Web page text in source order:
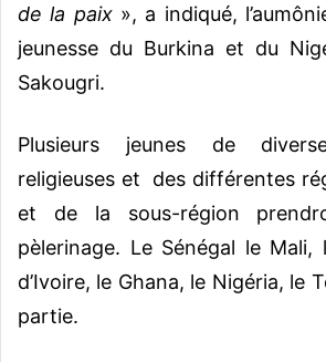
de la paix», a indiqué,
jeunesse du Burkina et du
Sakougri.
Plusieurs jeunes de
religieuses et des différentes
et de la sous-région
pèlerinage. Le Sénégal le
d’Ivoire, le Ghana, le Nigéria, le
partie.